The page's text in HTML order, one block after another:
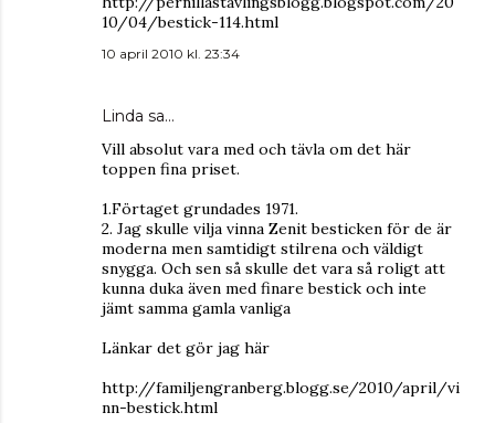
10/04/bestick-114.html
10 april 2010 kl. 23:34
Linda sa…
Vill absolut vara med och tävla om det här
toppen fina priset.
1.Förtaget grundades 1971.
2. Jag skulle vilja vinna Zenit besticken för de är
moderna men samtidigt stilrena och väldigt
snygga. Och sen så skulle det vara så roligt att
kunna duka även med finare bestick och inte
jämt samma gamla vanliga
Länkar det gör jag här
http://familjengranberg.blogg.se/2010/april/vi
nn-bestick.html